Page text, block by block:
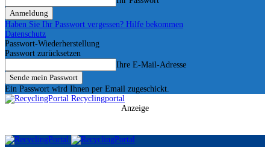
Haben Sie Ihr Passwort vergessen? Hilfe bekommen
Datenschutz
Passwort-Wiederherstellung
Passwort zurücksetzen
Ihre E-Mail-Adresse
Ein Passwort wird Ihnen per Email zugeschickt.
Recyclingportal
Anzeige